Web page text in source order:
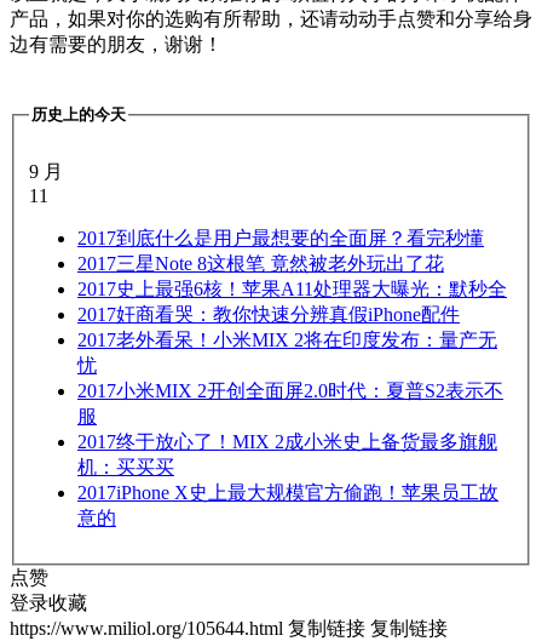
产品，如果对你的选购有所帮助，还请动动手点赞和分享给身
边有需要的朋友，谢谢！
历史上的今天
9 月
11
2017到底什么是用户最想要的全面屏？看完秒懂
2017三星Note 8这根笔 竟然被老外玩出了花
2017史上最强6核！苹果A11处理器大曝光：默秒全
2017奸商看哭：教你快速分辨真假iPhone配件
2017老外看呆！小米MIX 2将在印度发布：量产无
忧
2017小米MIX 2开创全面屏2.0时代：夏普S2表示不
服
2017终于放心了！MIX 2成小米史上备货最多旗舰
机：买买买
2017iPhone X史上最大规模官方偷跑！苹果员工故
意的
点赞
登录收藏
https://www.miliol.org/105644.html 复制链接 复制链接